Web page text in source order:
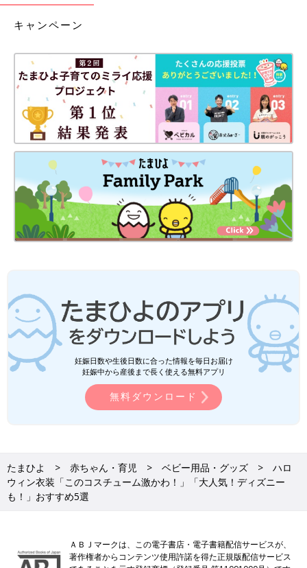
キャンペーン
妊娠日数や生後日数に合った情報を毎日お届け
妊娠中から産後まで長く使える無料アプリ
無料ダウンロード
たまひよ 赤ちゃん・育児 ベビー用品・グッズ
ハロ
ウィン衣装「このコスチューム激かわ！」「大人気！ディズニー
も！」おすすめ5選
ＡＢＪマークは、この電子書店・電子書籍配信サービスが、
著作権者からコンテンツ使用許諾を得た正規版配信サービス